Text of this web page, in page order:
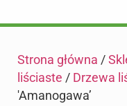
Strona główna /
liściaste / Drzewa
'Amanogawa’